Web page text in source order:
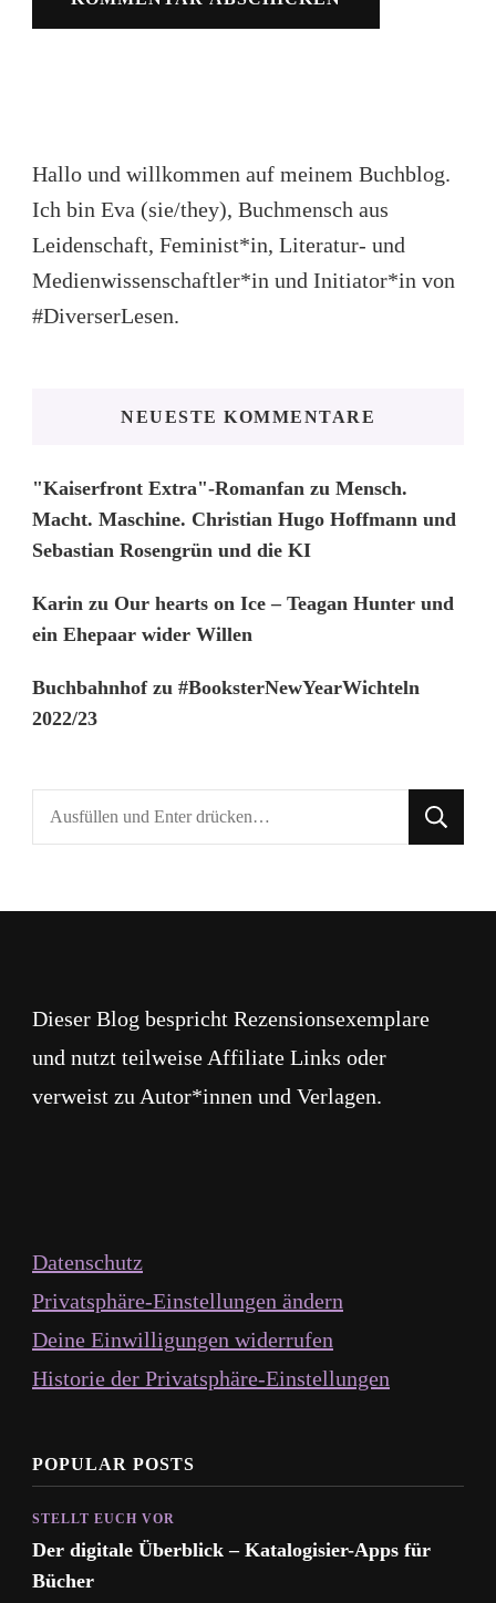
Hallo und willkommen auf meinem Buchblog.
Ich bin Eva (sie/they), Buchmensch aus
Leidenschaft, Feminist*in, Literatur- und
Medienwissenschaftler*in und Initiator*in von
#DiverserLesen.
NEUESTE KOMMENTARE
"Kaiserfront Extra"-Romanfan zu Mensch.
Macht. Maschine. Christian Hugo Hoffmann und
Sebastian Rosengrün und die KI
Karin zu Our hearts on Ice – Teagan Hunter und
ein Ehepaar wider Willen
Buchbahnhofzu #BooksterNewYearWichteln
2022/23
Suchst
du
Dieser Blog bespricht Rezensionsexemplare
und nutzt teilweise Affiliate Links oder
verweist zu Autor*innen und Verlagen.
Datenschutz
Privatsphäre-Einstellungen ändern
Deine Einwilligungen widerrufen
Historie der Privatsphäre-Einstellungen
POPULAR POSTS
STELLT EUCH VOR
Der digitale Überblick – Katalogisier-Apps für
Bücher